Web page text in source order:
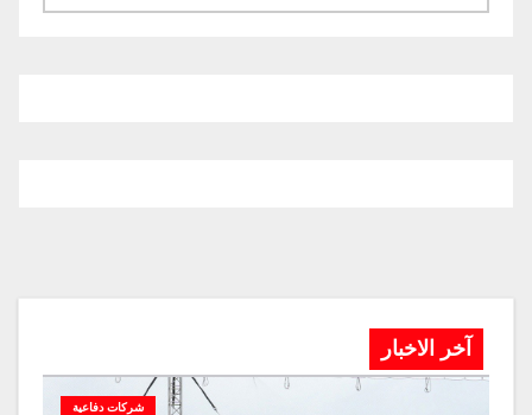
آخر الاخبار
شركات دفاعية